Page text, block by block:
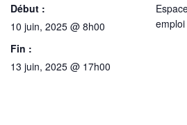
Début :
10 juin, 2025 @ 8h00
Fin :
13 juin, 2025 @ 17h00